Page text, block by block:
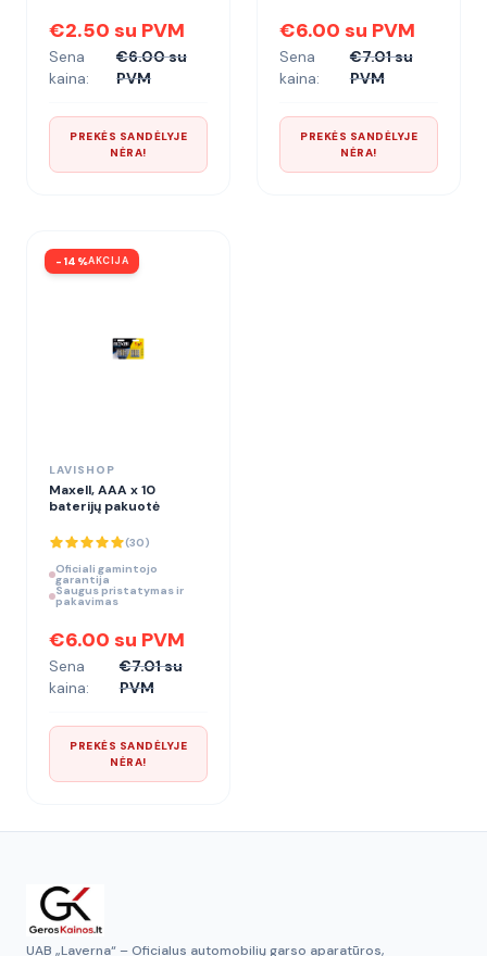
€2.50 su PVM
Sena
kaina:
€6.00 su
PVM
PREKĖS SANDĖLYJE
NĖRA!
€6.00 su PVM
Sena
kaina:
€7.01 su
PVM
PREKĖS SANDĖLYJE
NĖRA!
- 14 %AKCIJA
LAVISHOP
Maxell, AAA x 10
baterijų pakuotė
(30)
Oficiali gamintojo
garantija
Saugus pristatymas ir
pakavimas
€6.00 su PVM
Sena
kaina:
€7.01 su
PVM
PREKĖS SANDĖLYJE
NĖRA!
UAB „Laverna“ – Oficialus automobilių garso aparatūros,